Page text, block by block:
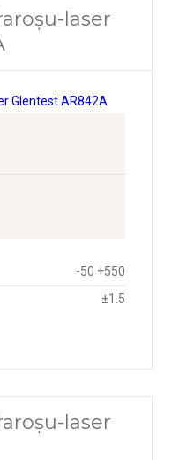
laser
-50 +550
±1.5
laser